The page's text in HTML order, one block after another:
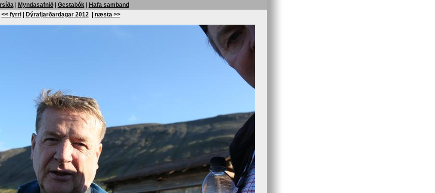
| Myndasafnið| Gestabók|
Hafa samband
<< fyrri| Dýrafjarðardagar 2012| næsta >>